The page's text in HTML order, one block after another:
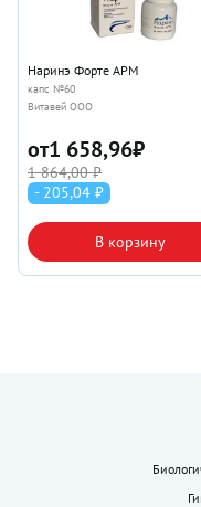
Наринэ Форте АРМ
капс №60
Витавей ООО
от1 658,96₽
1 864,00 ₽
- 205,04 ₽
В корзину